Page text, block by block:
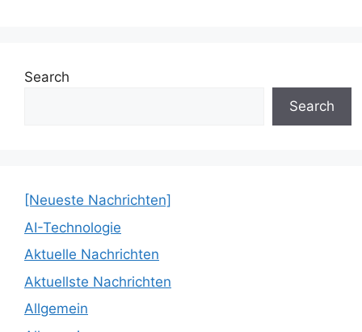
Search
Search
[Neueste Nachrichten]
AI-Technologie
Aktuelle Nachrichten
Aktuellste Nachrichten
Allgemein